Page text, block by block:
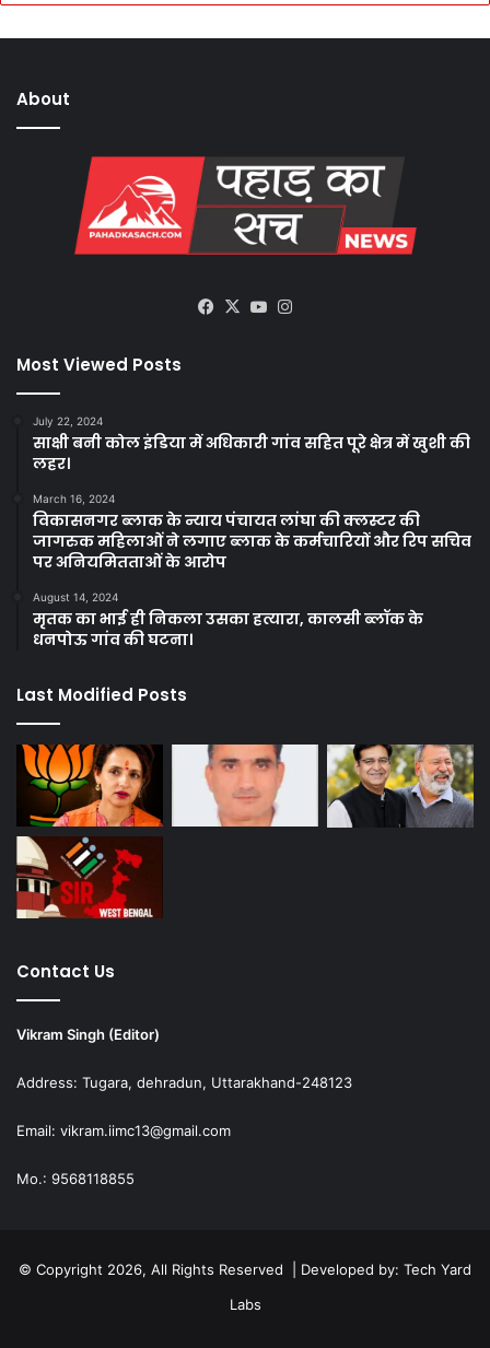
About
Facebook
X YouTube
Most Viewed Posts
July 22, 2024
साक्षी बनी कोल इंडिया में अधिकारी गांव सहित पूरे क्षेत्र में खुशी की
लहर।
March 16, 2024
विकासनगर ब्लाक के न्याय पंचायत लांघा की क्लस्टर की
जागरुक महिलाओं ने लगाए ब्लाक के कर्मचारियों और रिप सचिव
पर अनियमितताओं के आरोप
August 14, 2024
मृतक का भाई ही निकला उसका हत्यारा, कालसी ब्लॉक के
धनपोऊ गांव की घटना।
Last Modified Posts
Contact Us
Vikram Singh (Editor)
Address: Tugara, dehradun, Uttarakhand-248123
Email: vikram.iimc13@gmail.com
Mo.: 9568118855
© Copyright 2026, All Rights Reserved | Developed by: Tech Yard
Labs